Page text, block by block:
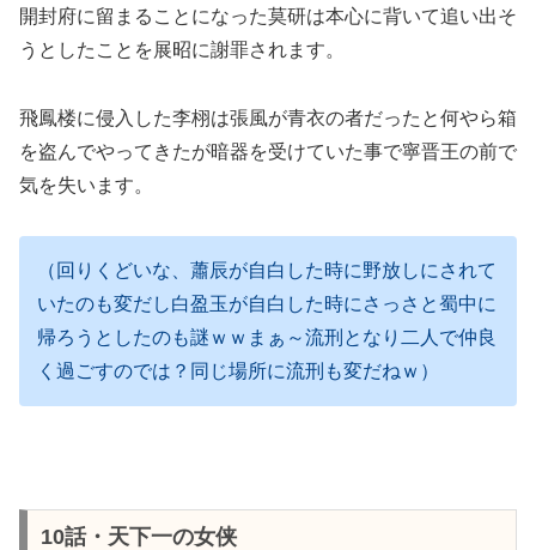
開封府に留まることになった莫研は本心に背いて追い出そ
うとしたことを展昭に謝罪されます。
飛鳳楼に侵入した李栩は張風が青衣の者だったと何やら箱
を盗んでやってきたが暗器を受けていた事で寧晋王の前で
気を失います。
（回りくどいな、蕭辰が自白した時に野放しにされて
いたのも変だし白盈玉が自白した時にさっさと蜀中に
帰ろうとしたのも謎ｗｗまぁ～流刑となり二人で仲良
く過ごすのでは？同じ場所に流刑も変だねｗ）
10話・天下一の女侠